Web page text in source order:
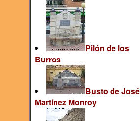
Pilón de los
Burros
Busto de José
Martínez Monroy